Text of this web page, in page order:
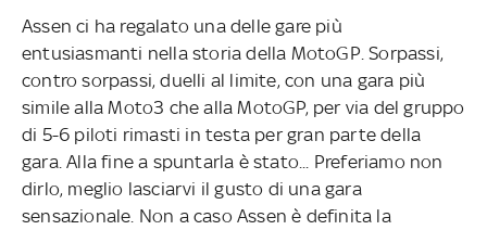
Assen ci ha regalato una delle gare più
entusiasmanti nella storia della MotoGP. Sorpassi,
contro sorpassi, duelli al limite, con una gara più
simile alla Moto3 che alla MotoGP, per via del gruppo
di 5-6 piloti rimasti in testa per gran parte della
gara. Alla fine a spuntarla è stato... Preferiamo non
dirlo, meglio lasciarvi il gusto di una gara
sensazionale. Non a caso Assen è definita la